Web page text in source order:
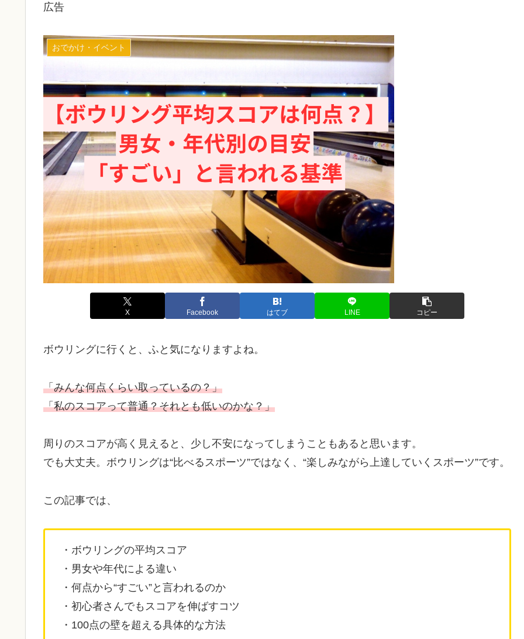
広告
おでかけ・イベント
X Facebook はてブ LINE コピー
ボウリングに行くと、ふと気になりますよね。
「みんな何点くらい取っているの？」
「私のスコアって普通？それとも低いのかな？」
周りのスコアが高く見えると、少し不安になってしまうこともあると思います。
でも大丈夫。ボウリングは“比べるスポーツ”ではなく、“楽しみながら上達していくスポーツ”です。
この記事では、
・ボウリングの平均スコア
・男女や年代による違い
・何点から“すごい”と言われるのか
・初心者さんでもスコアを伸ばすコツ
・100点の壁を超える具体的な方法